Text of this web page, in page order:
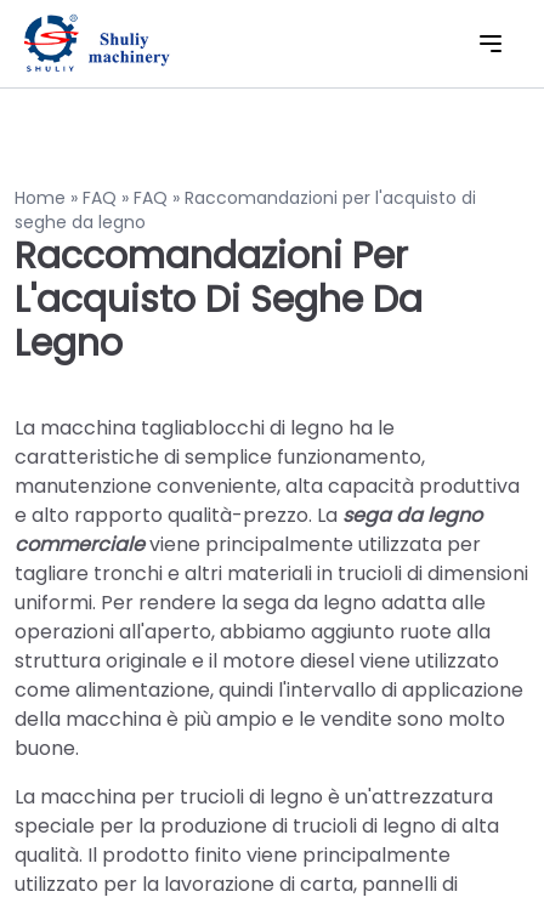
Home » FAQ » FAQ » Raccomandazioni per l'acquisto di
seghe da legno
Raccomandazioni Per
L'acquisto Di Seghe Da
Legno
La macchina tagliablocchi di legno ha le
caratteristiche di semplice funzionamento,
manutenzione conveniente, alta capacità produttiva
e alto rapporto qualità-prezzo. La sega da legno
commercialeviene principalmente utilizzata per
tagliare tronchi e altri materiali in trucioli di dimensioni
uniformi. Per rendere la sega da legno adatta alle
operazioni all'aperto, abbiamo aggiunto ruote alla
struttura originale e il motore diesel viene utilizzato
come alimentazione, quindi l'intervallo di applicazione
della macchina è più ampio e le vendite sono molto
buone.
La macchina per trucioli di legno è un'attrezzatura
speciale per la produzione di trucioli di legno di alta
qualità. Il prodotto finito viene principalmente
utilizzato per la lavorazione di carta, pannelli di